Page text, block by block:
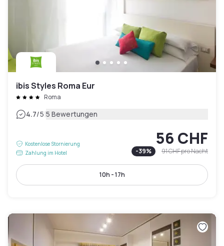
ibis Styles Roma Eur
Roma
4.7/5|5 Bewertungen
Kostenlose Stornierung
Zahlung im Hotel
56 CHF
-39% 91 CHFpro Nacht
10h - 17h